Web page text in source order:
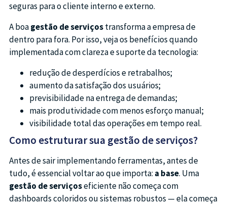
seguras para o cliente interno e externo.
A boagestão de serviçostransforma a empresa de
dentro para fora. Por isso, veja os benefícios quando
implementada com clareza e suporte da tecnologia:
redução de desperdícios e retrabalhos;
aumento da satisfação dos usuários;
previsibilidade na entrega de demandas;
mais produtividade com menos esforço manual;
visibilidade total das operações em tempo real.
Como estruturar sua gestão de serviços?
Antes de sair implementando ferramentas, antes de
tudo, é essencial voltar ao que importa: a base. Uma
gestão de serviçoseficiente não começa com
dashboards coloridos ou sistemas robustos — ela começa